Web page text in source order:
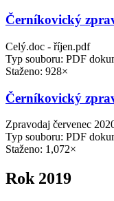
Černíkovický
Celý.doc - říjen.pdf
Typ souboru: PDF
Staženo: 928×
Černíkovický
Zpravodaj červenec
Typ souboru: PDF
Staženo: 1,072×
Rok 2019